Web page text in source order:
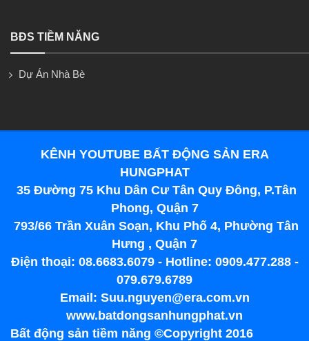
BĐS TIỀM NĂNG
Dự Án Nhà Bè
KÊNH YOUTUBE BẤT ĐỘNG SẢN ERA
HUNGPHAT
35 Đường 75 Khu Dân Cư Tân Quy Đông, P.Tân
Phong, Quận 7
793/66 Trần Xuân Soạn, Khu Phố 4, Phường Tân
Hưng , Quận 7
Điện thoại: 08.6683.6079 - Hotline: 0909.477.288 -
079.679.6789
Email: Suu.nguyen@era.com.vn
www.batdongsanhungphat.vn
Bất động sản tiềm năng ©Copyright 2016